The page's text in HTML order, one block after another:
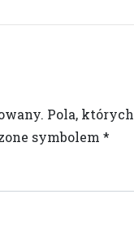
Pola, których
symbolem *